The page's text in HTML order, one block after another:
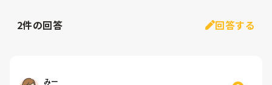
2件の回答 回答する
みー